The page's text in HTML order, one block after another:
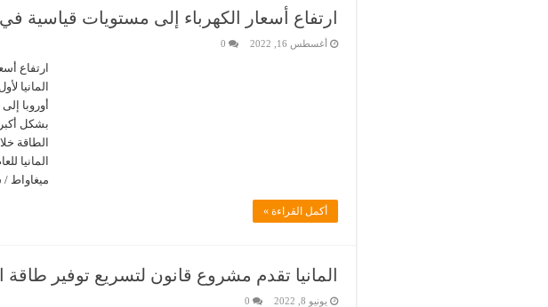
ارتفاع أسعار الكهرباء إلى مستويات قياسية في
أغسطس 16, 2022 0
ارتفاع
المانيا
بشكل
الطاقة
ميغاواط
أكمل القراءة »
المانيا تقدم مشروع قانون لتسريع توفير طاقة
يونيو 8, 2022 0